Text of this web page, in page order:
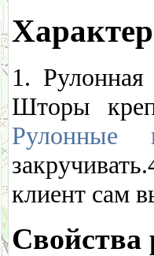
1.
Шторы
Рулонные
клиент сам